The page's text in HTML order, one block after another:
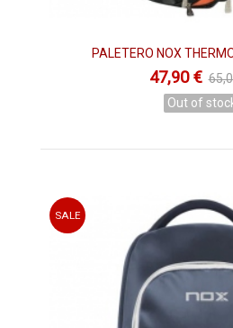
PALETERO NOX
47,90 €
Out of
SALE